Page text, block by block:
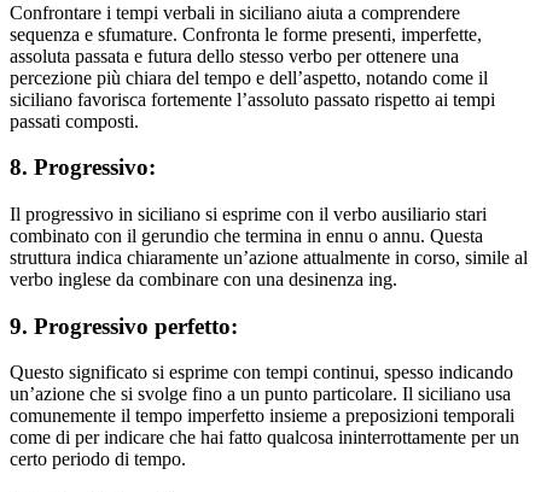
Confrontare i tempi verbali in siciliano aiuta a comprendere
sequenza e sfumature. Confronta le forme presenti, imperfette,
assoluta passata e futura dello stesso verbo per ottenere una
percezione più chiara del tempo e dell’aspetto, notando come il
siciliano favorisca fortemente l’assoluto passato rispetto ai tempi
passati composti.
8. Progressivo:
Il progressivo in siciliano si esprime con il verbo ausiliario stari
combinato con il gerundio che termina in ennu o annu. Questa
struttura indica chiaramente un’azione attualmente in corso, simile al
verbo inglese da combinare con una desinenza ing.
9. Progressivo perfetto:
Questo significato si esprime con tempi continui, spesso indicando
un’azione che si svolge fino a un punto particolare. Il siciliano usa
comunemente il tempo imperfetto insieme a preposizioni temporali
come di per indicare che hai fatto qualcosa ininterrottamente per un
certo periodo di tempo.